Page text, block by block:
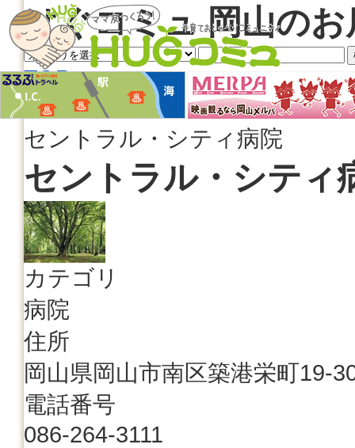
はぐコミュ 岡山の
TOP
地域情報検索
セントラル・シティ病院
セントラル・シティ
カテゴリ
病院
住所
岡山県岡山市南区築港栄町19-
電話番号
086-264-3111